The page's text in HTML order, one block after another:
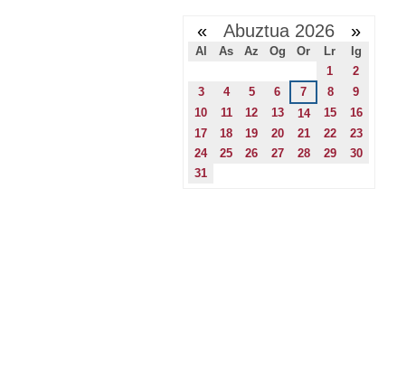
« Abuztua 2026 »
Al As Az Og Or Lr
Ig
1
2
3
4 5 6 7 8
9
10
11 12 13 14 15
16
17
18 19 20 21 22
23
24
25 26 27 28 29
30
31